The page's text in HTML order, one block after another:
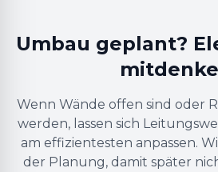
Umbau geplant?
Wenn Wände offen sind oder
werden, lassen sich
am effizientesten anpassen.
der Planung, damit später